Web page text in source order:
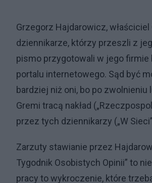
Grzegorz Hajdarowicz,
dziennikarze, którzy przeszli z
pismo przygotowali w jego firmie
portalu internetowego. Sąd być
bardziej niż oni, bo po
Gremi tracą nakład
przez tych dziennikarzy („W
Zarzuty stawianie przez
Tygodnik Osobistych Opinii” to
pracy to wykroczenie, które